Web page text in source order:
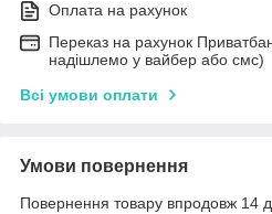
Оплата на рахунок
Переказ на рахунок
надішлемо у вайбер або смс)
Всі умови оплати
Умови повернення
Повернення товару впродовж 14